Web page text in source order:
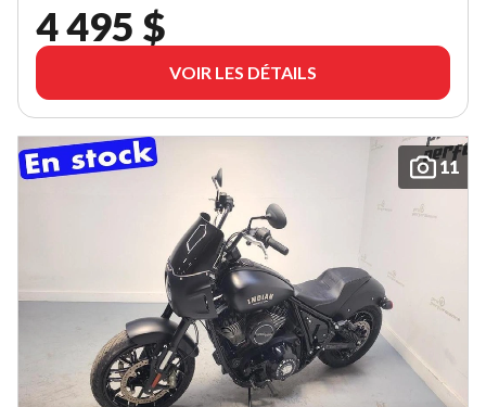
4 495 $
VOIR LES DÉTAILS
11